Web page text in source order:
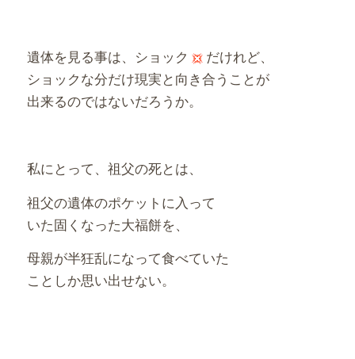
遺体を見る事は、ショック
だけれど、
ショックな分だけ現実と向き合うことが
出来るのではないだろうか。
私にとって、祖父の死とは、
祖父の遺体のポケットに入って
いた固くなった大福餅を、
母親が半狂乱になって食べていた
ことしか思い出せない。